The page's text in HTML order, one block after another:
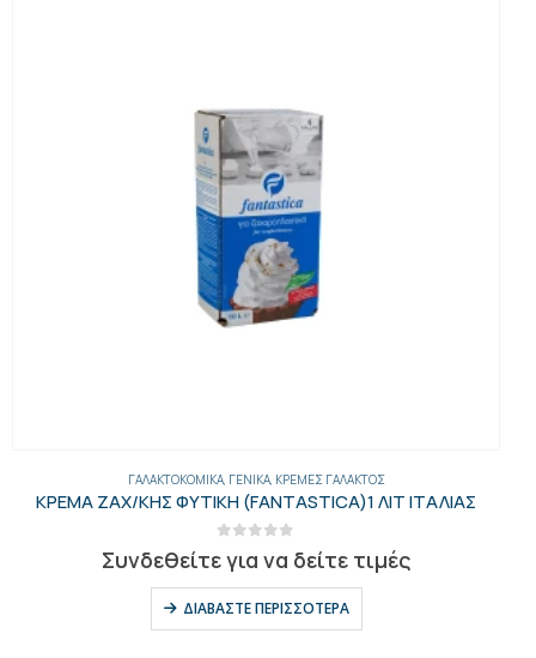
ΓΑΛΑΚΤΟΚΟΜΙΚΆ, ΓΕΝΙΚΑ, ΚΡΈΜΕΣ ΓΆΛΑΚΤΟΣ
ΚΡΕΜΑ ΖΑΧ/ΚΗΣ ΦΥΤΙΚΗ (FANTASTICA)1 ΛΙΤ ΙΤΑΛΙΑΣ
Συνδεθείτε για να δείτε τιμές
ΔΙΑΒΆΣΤΕ ΠΕΡΙΣΣΌΤΕΡΑ